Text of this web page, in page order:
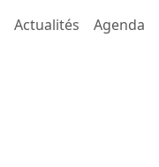
Actualités Agenda